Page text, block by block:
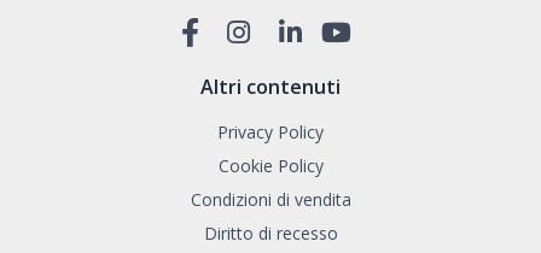
Altri contenuti
Privacy Policy
Cookie Policy
Condizioni di vendita
Diritto di recesso